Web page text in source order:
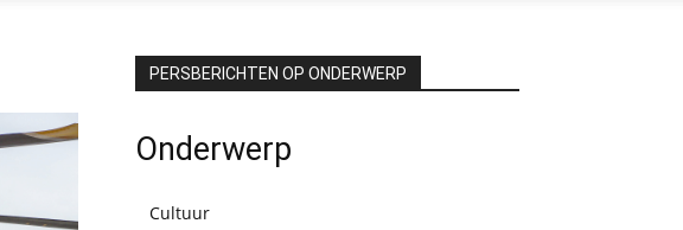
PERSBERICHTEN OP ONDERWERP
Onderwerp
Cultuur